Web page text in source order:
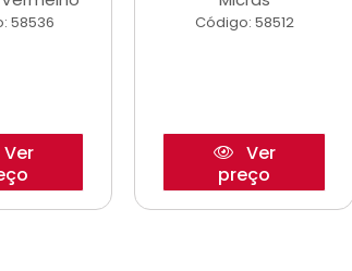
58536
Ver
Código: 58512
Ver
preço